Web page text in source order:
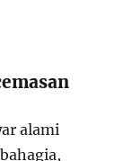
alami